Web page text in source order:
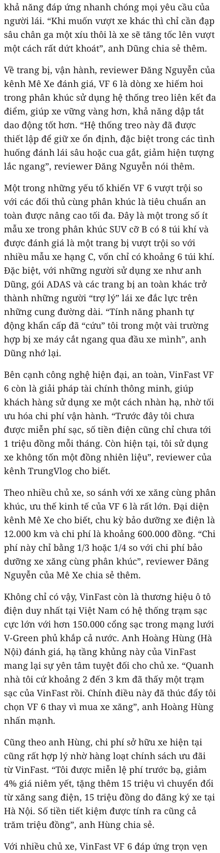
khả năng đáp ứng nhanh chóng mọi yêu cầu của
người lái. “Khi muốn vượt xe khác thì chỉ cần đạp
sâu chân ga một xíu thôi là xe sẽ tăng tốc lên vượt
một cách rất dứt khoát”, anh Dũng chia sẻ thêm.
Về trang bị, vận hành, reviewer Đăng Nguyễn của
kênh Mê Xe đánh giá, VF 6 là dòng xe hiếm hoi
trong phân khúc sử dụng hệ thống treo liên kết đa
điểm, giúp xe vững vàng hơn, khả năng dập tắt
dao động tốt hơn. “Hệ thống treo này đã được
thiết lập để giữ xe ổn định, đặc biệt trong các tình
huống đánh lái sâu hoặc cua gắt, giảm hiện tượng
lắc ngang”, reviewer Đăng Nguyễn nói thêm.
Một trong những yếu tố khiến VF 6 vượt trội so
với các đối thủ cùng phân khúc là tiêu chuẩn an
toàn được nâng cao tối đa. Đây là một trong số ít
mẫu xe trong phân khúc SUV cỡ B có 8 túi khí và
được đánh giá là một trang bị vượt trội so với
nhiều mẫu xe hạng C, vốn chỉ có khoảng 6 túi khí.
Đặc biệt, với những người sử dụng xe như anh
Dũng, gói ADAS và các trang bị an toàn khác trở
thành những người “trợ lý” lái xe đắc lực trên
những cung đường dài. “Tính năng phanh tự
động khẩn cấp đã “cứu” tôi trong một vài trường
hợp bị xe máy cắt ngang qua đầu xe mình”, anh
Dũng nhớ lại.
Bên cạnh công nghệ hiện đại, an toàn, VinFast VF
6 còn là giải pháp tài chính thông minh, giúp
khách hàng sử dụng xe một cách nhàn hạ, nhờ tối
ưu hóa chi phí vận hành. “Trước đây tôi chưa
được miễn phí sạc, số tiền điện cũng chỉ chưa tới
1 triệu đồng mỗi tháng. Còn hiện tại, tôi sử dụng
xe không tốn một đồng nhiên liệu”, reviewer của
kênh TrungVlog cho biết.
Theo nhiều chủ xe, so sánh với xe xăng cùng phân
khúc, ưu thế kinh tế của VF 6 là rất lớn. Đại diện
kênh Mê Xe cho biết, chu kỳ bảo dưỡng xe điện là
12.000 km và chi phí là khoảng 600.000 đồng. “Chi
phí này chỉ bằng 1/3 hoặc 1/4 so với chi phí bảo
dưỡng xe xăng cùng phân khúc”, reviewer Đăng
Nguyễn của Mê Xe chia sẻ thêm.
Không chỉ có vậy, VinFast còn là thương hiệu ô tô
điện duy nhất tại Việt Nam có hệ thống trạm sạc
cực lớn với hơn 150.000 cổng sạc trong mạng lưới
V-Green phủ khắp cả nước. Anh Hoàng Hùng (Hà
Nội) đánh giá, hạ tầng khủng này của VinFast
mang lại sự yên tâm tuyệt đối cho chủ xe. “Quanh
nhà tôi cứ khoảng 2 đến 3 km đã thấy một trạm
sạc của VinFast rồi. Chính điều này đã thúc đẩy tôi
chọn VF 6 thay vì mua xe xăng”, anh Hoàng Hùng
nhấn mạnh.
Cũng theo anh Hùng, chi phí sở hữu xe hiện tại
cũng rất hợp lý nhờ hàng loạt chính sách ưu đãi
từ VinFast. “Tôi được miễn lệ phí trước bạ, giảm
4% giá niêm yết, tặng thêm 15 triệu vì chuyển đổi
từ xăng sang điện, 15 triệu đồng do đăng ký xe tại
Hà Nội. Số tiền tiết kiệm được tính ra cũng cả
trăm triệu đồng”, anh Hùng chia sẻ.
Với nhiều chủ xe, VinFast VF 6 đáp ứng trọn vẹn